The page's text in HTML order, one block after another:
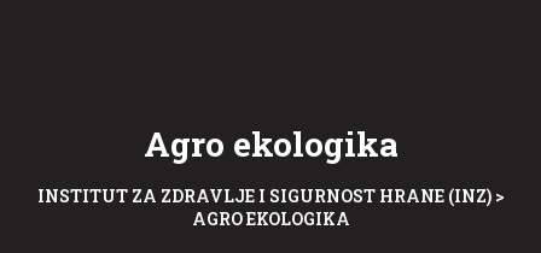
Agro ekologika
INSTITUT ZA ZDRAVLJE I SIGURNOST HRANE (INZ)>
AGRO EKOLOGIKA